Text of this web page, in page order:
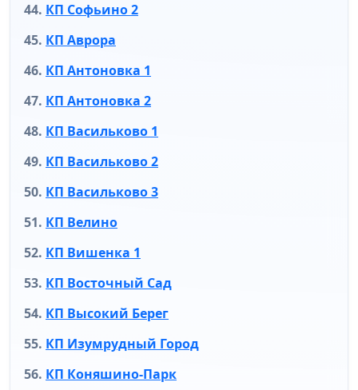
КП Софьино 2
КП Аврора
КП Антоновка 1
КП Антоновка 2
КП Васильково 1
КП Васильково 2
КП Васильково 3
КП Велино
КП Вишенка 1
КП Восточный Сад
КП Высокий Берег
КП Изумрудный Город
КП Коняшино-Парк